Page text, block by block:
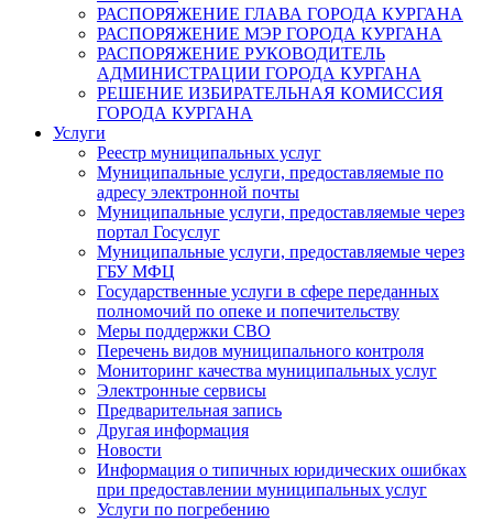
РАСПОРЯЖЕНИЕ ГЛАВА ГОРОДА КУРГАНА
РАСПОРЯЖЕНИЕ МЭР ГОРОДА КУРГАНА
РАСПОРЯЖЕНИЕ РУКОВОДИТЕЛЬ
АДМИНИСТРАЦИИ ГОРОДА КУРГАНА
РЕШЕНИЕ ИЗБИРАТЕЛЬНАЯ КОМИССИЯ
ГОРОДА КУРГАНА
Услуги
Реестр муниципальных услуг
Муниципальные услуги, предоставляемые по
адресу электронной почты
Муниципальные услуги, предоставляемые через
портал Госуслуг
Муниципальные услуги, предоставляемые через
ГБУ МФЦ
Государственные услуги в сфере переданных
полномочий по опеке и попечительству
Меры поддержки СВО
Перечень видов муниципального контроля
Мониторинг качества муниципальных услуг
Электронные сервисы
Предварительная запись
Другая информация
Новости
Информация о типичных юридических ошибках
при предоставлении муниципальных услуг
Услуги по погребению